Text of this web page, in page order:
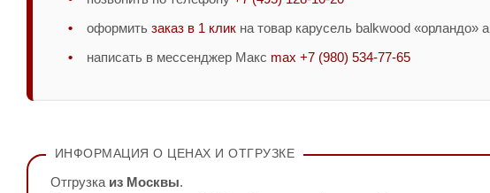
оформить заказ в 1 клик на товар карусель balkwood «орландо»
написать в мессенджер Макс max +7 (980) 534-77-65
ИНФОРМАЦИЯ О ЦЕНАХ И ОТГРУЗКЕ
Отгрузка из Москвы.